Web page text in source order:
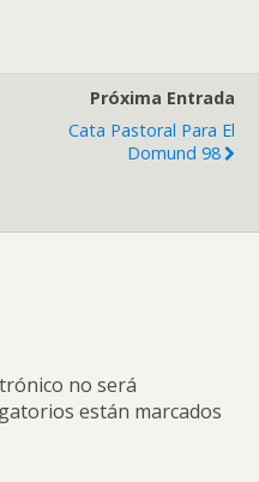
Próxima Entrada
Cata Pastoral Para El
Domund 98
no será
están marcados